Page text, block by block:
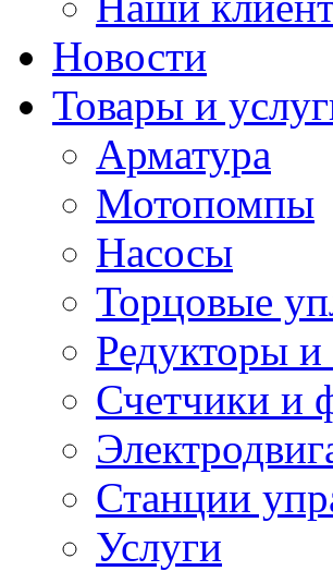
Новости
Товары и
Арматура
Мотопомпы
Насосы
Торцовые
Редукторы
Счетчики и
Станции
Услуги